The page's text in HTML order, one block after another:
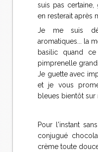
suis pas
en resterait après
Je me suis
aromatiques... la
basilic quand
pimprenelle
Je guette avec
et je vous
bleues bientôt sur
Pour l'instant
conjugué
crème toute